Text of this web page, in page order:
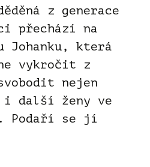
z generace
přechází na
která
vykročit z
nejen
i další ženy ve
Podaří se jí